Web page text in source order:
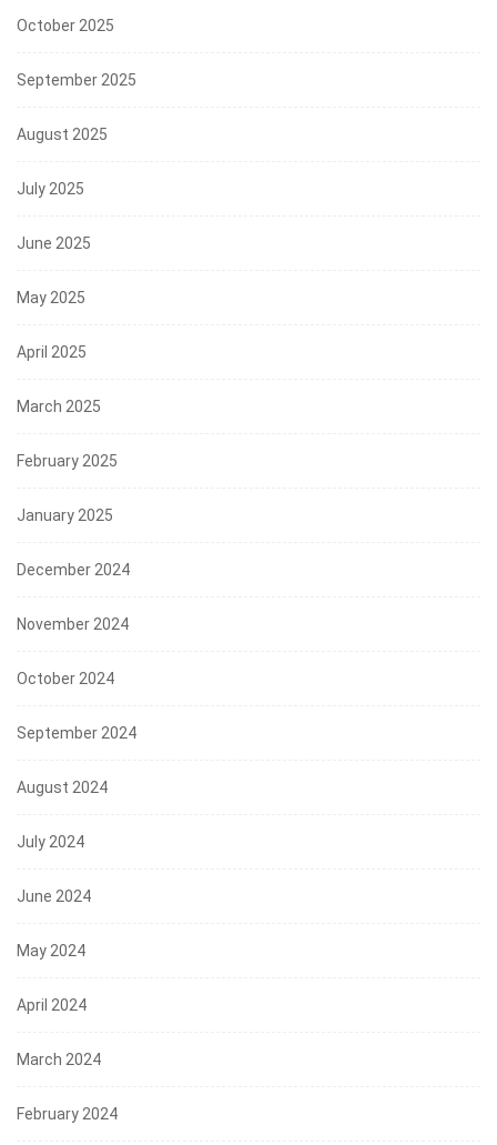
October 2025
September 2025
August 2025
July 2025
June 2025
May 2025
April 2025
March 2025
February 2025
January 2025
December 2024
November 2024
October 2024
September 2024
August 2024
July 2024
June 2024
May 2024
April 2024
March 2024
February 2024